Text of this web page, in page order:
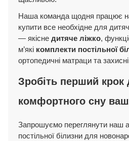
Наша команда щодня працює
купити все необхідне для
— якісне дитяче ліжко,
м’які комплекти постільної
ортопедичні матраци та
Зробіть перший крок
комфортного сну
Запрошуємо переглянути наш
постільної білизни для